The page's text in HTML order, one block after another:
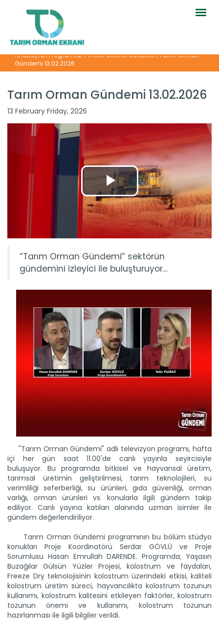
Anasayfa|Programlar|TARIM ORMAN GÜNDEMİ|Tarım Orman
Gündemi 13.02.2026
Tarım Orman Gündemi 13.02.2026
13 February Friday, 2026
“Tarım Orman Gündemi” sektörün
gündemini izleyici ile buluşturuyor…
"Tarım Orman Gündemi" adlı televizyon programı, hafta
içi her gün saat 11.00'de canlı yayınla seyircisiyle
buluşuyor. Bu programda bitkisel ve hayvansal üretim,
tarımsal üretimin geliştirilmesi, tarım teknolojileri, su
verimliliği seferberliği, su ürünleri, gıda güvenliği, orman
varlığı, orman ürünleri vs. konularla ilgili gündem takip
ediliyor. Canlı yayına katılan alanında uzman isimler ile
gündem değerlendiriliyor.
Tarım Orman Gündemi programının bu bölüm stüdyo
konukları Proje Koordinatörü Serdar GÖVLÜ ve Proje
Sorumlusu Hasan Emrullah DARENDE. Programda; Yaşasın
Buzağılar Gülsün Yüzler Projesi, kolostrum ve faydaları,
Freeze Dry teknolojisinin kolostrum üzerindeki etkisi, kaliteli
kolostrum üretim süreci, hayvancılıkta kolostrum tozunun
kullanımı, kolostrum kalitesini etkileyen faktörler, kolostrum
tozunun önemi ve kullanımı, kolostrum tozunun
hazırlanması ile ilgili bilgiler verildi.
Tarım Orman Gündemi 15.06.2026
Tarım Orman Gündemi 12.06.2026
“Tarım Orman Gündemi” sektörün gündemini izleyici ile...
Devamını Oku ->
Tarım Orman Gündemi 11.06.2026